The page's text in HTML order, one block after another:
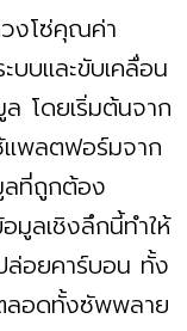
งโซ่คุณค่า
บบและขับเคลื่อน
โดยเริ่มต้นจาก
แพลตฟอร์มจาก
ลที่ถูกต้อง
มูลเชิงลึกนี้ทำให้
ล่อยคาร์บอน ทั้ง
ลอดทั้งซัพพลาย